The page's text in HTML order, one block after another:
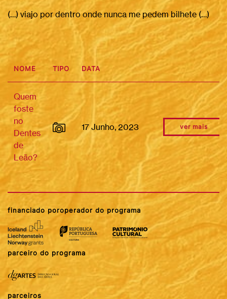
(…) viajo por dentro onde nunca me pedem bilhete (…)
NOME TIPO DATA
Quem
foste
no
Dentes
de
Leão?
17 Junho, 2023 ver mais
financiado poroperador do programa
parceiro do programa
parceiros